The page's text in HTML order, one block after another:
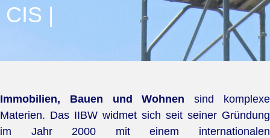
CIS |
Immobilien, Bauen und Wohnen sind komplexe
Materien. Das IIBW widmet sich seit seiner Gründung
im Jahr 2000 mit einem internationalen